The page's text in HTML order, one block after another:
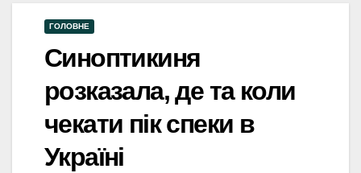
ГОЛОВНЕ
Синоптикиня
розказала, де та коли
чекати пік спеки в
Україні